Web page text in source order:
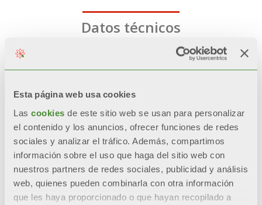
Esta página web usa cookies
Las cookies de este sitio web se usan para personalizar
el contenido y los anuncios, ofrecer funciones de redes
sociales y analizar el tráfico. Además, compartimos
información sobre el uso que haga del sitio web con
nuestros partners de redes sociales, publicidad y análisis
web, quienes pueden combinarla con otra información
que les haya proporcionado o que hayan recopilado a
Datos técnicos
Documentación
CARACTERÍSTICAS
Pintura exterior
Superficie interna recubierta con